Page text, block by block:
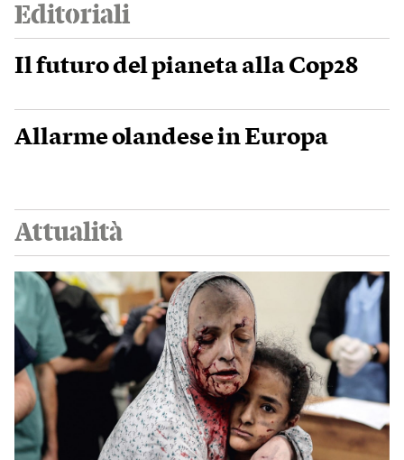
Editoriali
Il futuro del pianeta alla Cop28
Allarme olandese in Europa
Attualità